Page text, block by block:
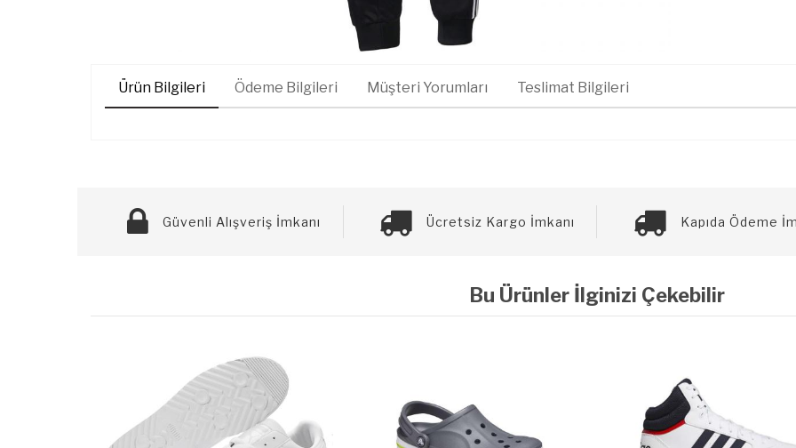
Ürün Bilgileri Ödeme Bilgileri Müşteri Yorumları Teslimat Bilgileri
Güvenli Alışveriş İmkanı Ücretsiz Kargo İmkanı Kapıda Ödeme
Bu Ürünler İlginizi Çekebilir